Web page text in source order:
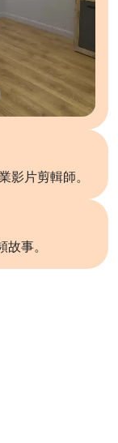
影片剪輯師。
事。